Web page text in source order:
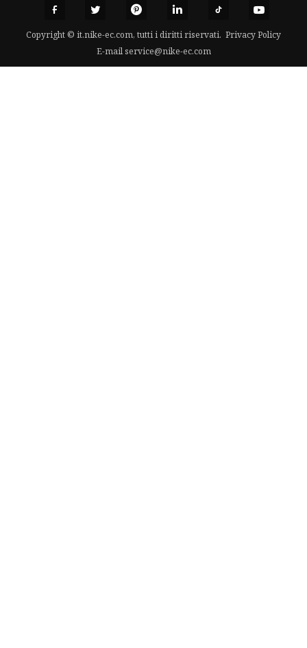
Copyright © it.nike-ec.com, tutti i diritti riservati. Privacy Policy
E-mail service@nike-ec.com